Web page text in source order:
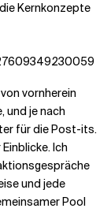
Kernkonzepte
vornherein
und je nach
für die Post-its.
Ich
und jede
Pool